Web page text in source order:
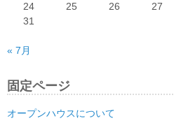
24
25 26 27
31
« 7月
固定ページ
オープンハウスについて